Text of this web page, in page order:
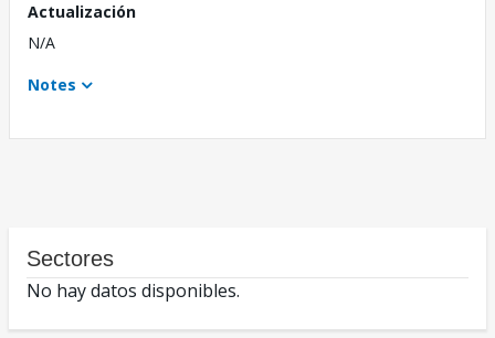
Actualización
N/A
Notes
Sectores
No hay datos disponibles.